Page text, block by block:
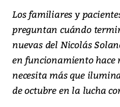
Los familiares y
preguntan cuándo
nuevas del Nicolás
en funcionamiento hace
necesita más que
de octubre en la lucha